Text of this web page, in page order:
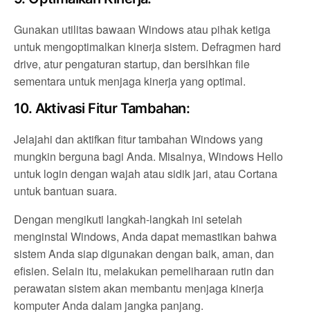
Gunakan utilitas bawaan Windows atau pihak ketiga
untuk mengoptimalkan kinerja sistem. Defragmen hard
drive, atur pengaturan startup, dan bersihkan file
sementara untuk menjaga kinerja yang optimal.
10. Aktivasi Fitur Tambahan:
Jelajahi dan aktifkan fitur tambahan Windows yang
mungkin berguna bagi Anda. Misalnya, Windows Hello
untuk login dengan wajah atau sidik jari, atau Cortana
untuk bantuan suara.
Dengan mengikuti langkah-langkah ini setelah
menginstal Windows, Anda dapat memastikan bahwa
sistem Anda siap digunakan dengan baik, aman, dan
efisien. Selain itu, melakukan pemeliharaan rutin dan
perawatan sistem akan membantu menjaga kinerja
komputer Anda dalam jangka panjang.